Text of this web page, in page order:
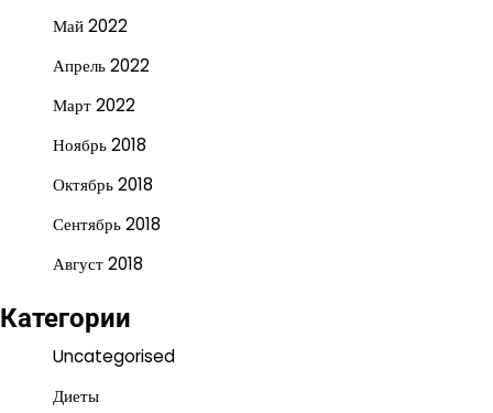
Май 2022
Апрель 2022
Март 2022
Ноябрь 2018
Октябрь 2018
Сентябрь 2018
Август 2018
Категории
Uncategorised
Диеты